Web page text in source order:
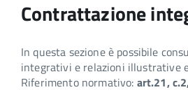
Contrattazione
In questa sezione è possibile
integrativi e relazioni illustrative
Riferimento normativo: art.21,